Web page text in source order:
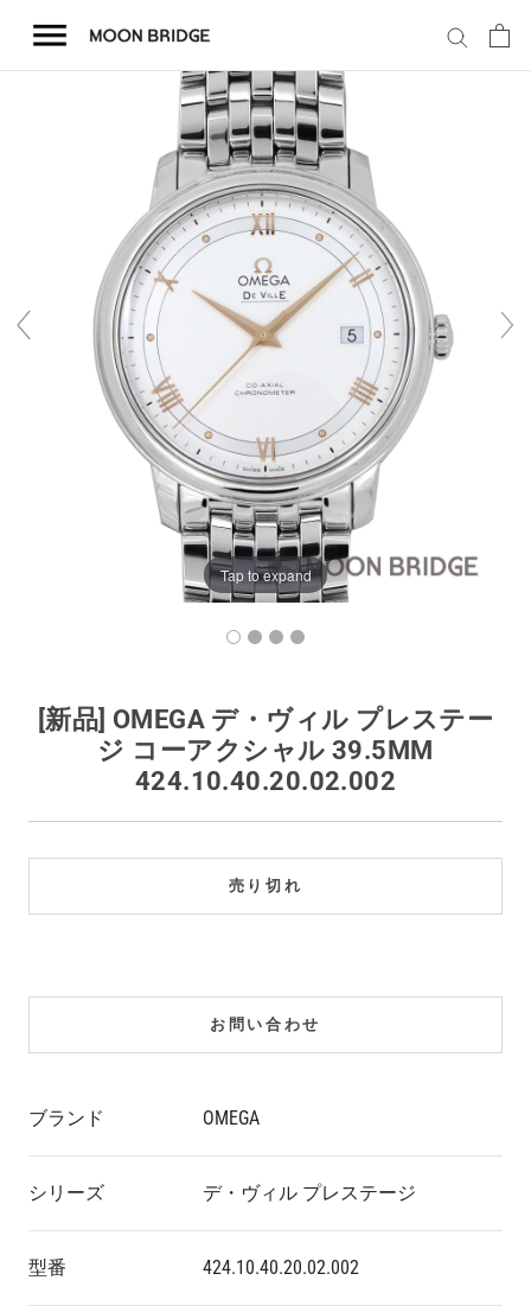
テ
会社概要
保証とメンテナンス
Tap to expand
[新品] OMEGA デ・ヴィル プレステー
ジ コーアクシャル 39.5MM
424.10.40.20.02.002
売り切れ
お問い合わせ
ブランド OMEGA
シリーズ デ・ヴィル プレステージ
型番 424.10.40.20.02.002